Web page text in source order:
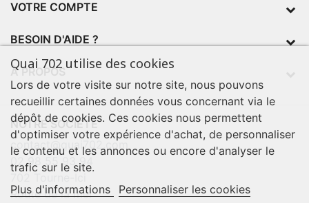
VOTRE COMPTE
BESOIN D'AIDE ?
À PROPOS
NOTRE SOCIÉTÉ
contact@quai702.com
02 98 55 93 94
Route de la mer
Quai 702 utilise des cookies
Lors de votre visite sur notre site, nous pouvons
recueillir certaines données vous concernant via le
dépôt de cookies. Ces cookies nous permettent
d'optimiser votre expérience d'achat, de personnaliser
le contenu et les annonces ou encore d'analyser le
trafic sur le site.
Plus d'informations
Personnaliser les cookies